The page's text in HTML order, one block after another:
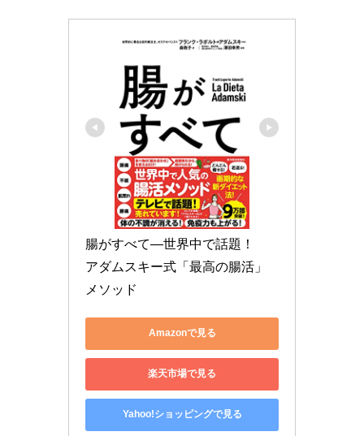
腸がすべて―世界中で話題！
アダムスキー式「最高の腸活」
メソッド
Amazonで見る
楽天市場で見る
Yahoo!ショッピングで見る